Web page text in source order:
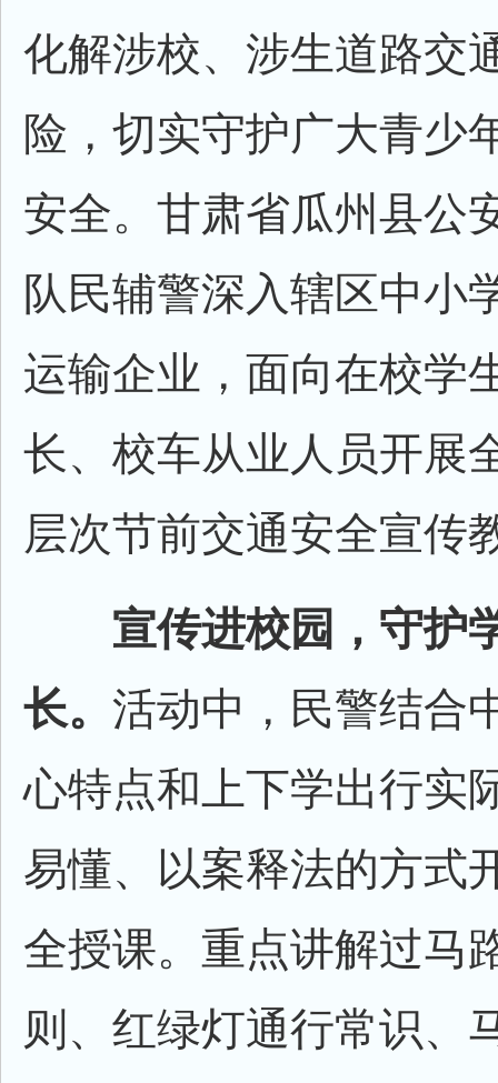
化解涉校、涉生道路交
险，切实守护广大青少
安全。甘肃省瓜州县公
队民辅警深入辖区中小
运输企业，面向在校学
长、校车从业人员开展
层次节前交通安全宣传
宣传进校园，守护
长。 活动中，民警结合
心特点和上下学出行实
易懂、以案释法的方式
全授课。重点讲解过马
则、红绿灯通行常识、